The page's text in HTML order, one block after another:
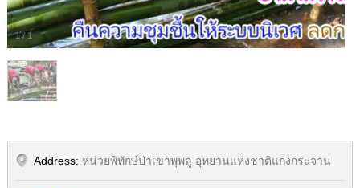
1/1
Address: หน่วยพิทักษ์ป่าเขาพุพลู อุทยานแห่งชาติแก่งกระจาน